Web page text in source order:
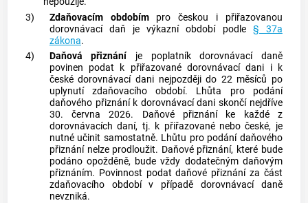
3)
Zdaňovacím obdobímpro českou i přiřazovanou
dorovnávací daň je výkazní období podle § 37a
zákona.
4)
Daňová přiznáníje poplatník dorovnávací daně
povinen podat k přiřazované dorovnávací dani i k
české dorovnávací dani nejpozději do 22 měsíců po
uplynutí zdaňovacího období. Lhůta pro podání
daňového přiznání k dorovnávací dani skončí nejdříve
30. června 2026. Daňové přiznání ke každé z
dorovnávacích daní, tj. k přiřazované nebo české, je
nutné učinit samostatně. Lhůtu pro podání daňového
přiznání nelze prodloužit. Daňové přiznání, které bude
podáno opožděně, bude vždy dodatečným daňovým
přiznáním. Povinnost podat daňové přiznání za část
zdaňovacího období v případě dorovnávací daně
nevzniká.